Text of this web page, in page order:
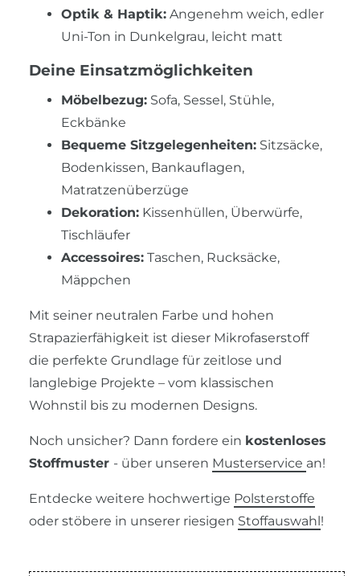
Optik & Haptik: Angenehm weich, edler
Uni-Ton in Dunkelgrau, leicht matt
Deine Einsatzmöglichkeiten
Möbelbezug: Sofa, Sessel, Stühle,
Eckbänke
Bequeme Sitzgelegenheiten: Sitzsäcke,
Bodenkissen, Bankauflagen,
Matratzenüberzüge
Dekoration: Kissenhüllen, Überwürfe,
Tischläufer
Accessoires: Taschen, Rucksäcke,
Mäppchen
Mit seiner neutralen Farbe und hohen
Strapazierfähigkeit ist dieser Mikrofaserstoff
die perfekte Grundlage für zeitlose und
langlebige Projekte – vom klassischen
Wohnstil bis zu modernen Designs.
Noch unsicher? Dann fordere ein kostenloses
Stoffmuster - über unseren Musterservice an!
Entdecke weitere hochwertige Polsterstoffe
oder stöbere in unserer riesigen Stoffauswahl!